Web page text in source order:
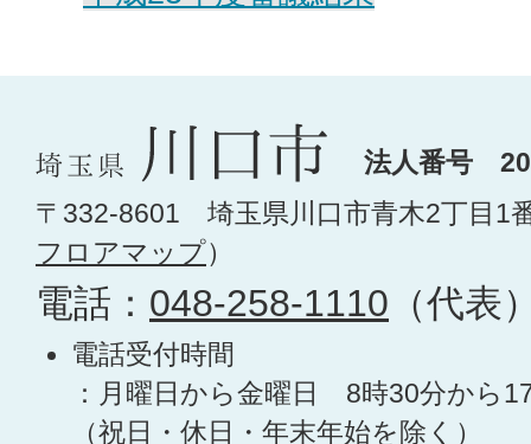
法人番号
〒332-8601 埼玉県川口市青木2丁目1
フロアマップ）
電話： 048-258-1110 （代表
電話受付時間
：月曜日から金曜日 8時30分から
（祝日・休日・年末年始を除く）